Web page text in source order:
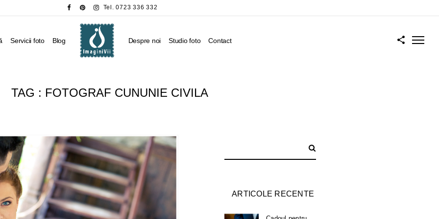
Tel. 0723 336 332
Servicii foto Blog Despre noi Studio foto Contact
TAG : FOTOGRAF CUNUNIE CIVILA
ARTICOLE RECENTE